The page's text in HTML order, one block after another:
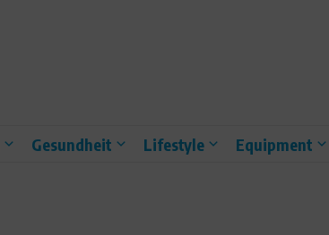
Gesundheit Lifestyle Equipment